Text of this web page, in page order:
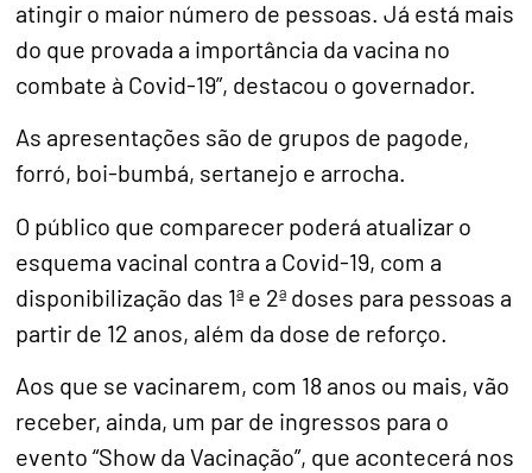
atingir o maior número de pessoas. Já está mais
do que provada a importância da vacina no
combate à Covid-19”, destacou o governador.
As apresentações são de grupos de pagode,
forró, boi-bumbá, sertanejo e arrocha.
O público que comparecer poderá atualizar o
esquema vacinal contra a Covid-19, com a
disponibilização das 1ª e 2ª doses para pessoas a
partir de 12 anos, além da dose de reforço.
Aos que se vacinarem, com 18 anos ou mais, vão
receber, ainda, um par de ingressos para o
evento “Show da Vacinação”, que acontecerá nos